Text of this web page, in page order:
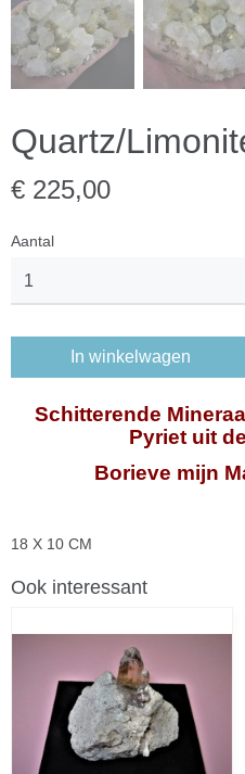
Quartz/
€ 225,00
Aantal
In winkelwagen
Schitterende
Pyriet uit
Borieve mijn
18 X 10 CM
Ook interessant